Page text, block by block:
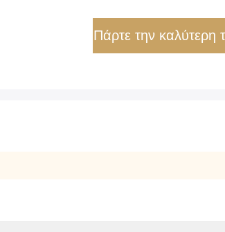
Πάρτε την καλύτερη